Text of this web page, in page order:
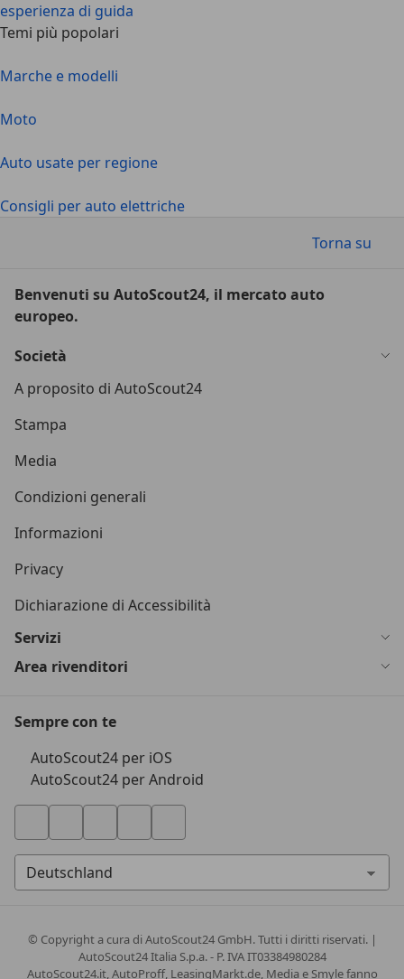
esperienza di guida
Temi più popolari
Marche e modelli
Moto
Auto usate per regione
Consigli per auto elettriche
Torna su
Benvenuti su AutoScout24, il mercato auto
europeo.
Società
A proposito di AutoScout24
Stampa
Media
Condizioni generali
Informazioni
Privacy
Dichiarazione di Accessibilità
Servizi
Area rivenditori
Sempre con te
AutoScout24 per iOS
AutoScout24 per Android
© Copyrighta cura di AutoScout24 GmbH. Tutti i diritti riservati. |
AutoScout24 Italia S.p.a. - P. IVA IT03384980284
AutoScout24.it, AutoProff, LeasingMarkt.de, Media e Smyle fanno